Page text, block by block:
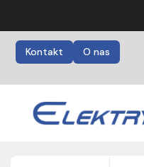
Kontakt O nas